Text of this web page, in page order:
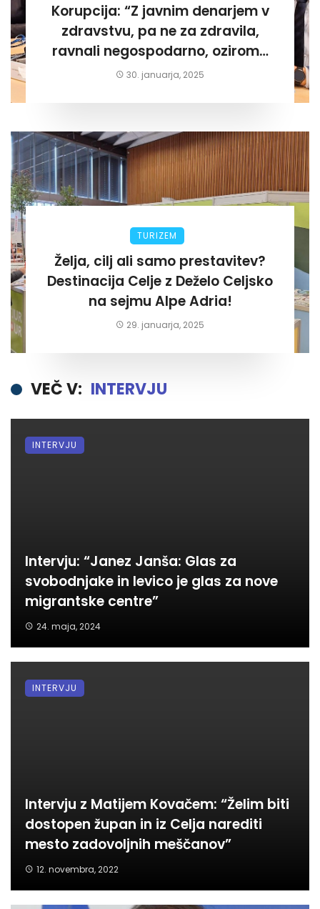
Korupcija: “Z javnim denarjem v
zdravstvu, pa ne za zdravila,
ravnali negospodarno, oziroma
za lastni žep. Tokrat na Žalskem«
30. januarja, 2025
TURIZEM
Želja, cilj ali samo prestavitev?
Destinacija Celje z Deželo Celjsko
na sejmu Alpe Adria!
29. januarja, 2025
VEČ V: INTERVJU
Intervju: “Janez Janša: Glas za
svobodnjake in levico je glas za nove
migrantske centre”
24. maja, 2024
INTERVJU
Intervju z Matijem Kovačem: “Želim biti
dostopen župan in iz Celja narediti
mesto zadovoljnih meščanov”
12. novembra, 2022
INTERVJU